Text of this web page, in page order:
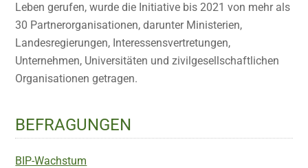
Leben gerufen, wurde die Initiative bis 2021 von mehr als
30 Partnerorganisationen, darunter Ministerien,
Landesregierungen, Interessensvertretungen,
Unternehmen, Universitäten und zivilgesellschaftlichen
Organisationen getragen.
BEFRAGUNGEN
BIP-Wachstum